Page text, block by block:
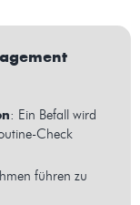
: Ein Befall wird
Check
führen zu